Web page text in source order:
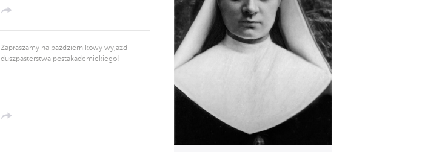
Zapraszamy na październikowy wyjazd
duszpasterstwa postakademickiego!